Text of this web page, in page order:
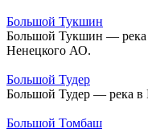
Большой Тукшин
Большой Тукшин —
Ненецкого АО.
Большой Тудер
Большой Тудер — река в
Большой Томбаш